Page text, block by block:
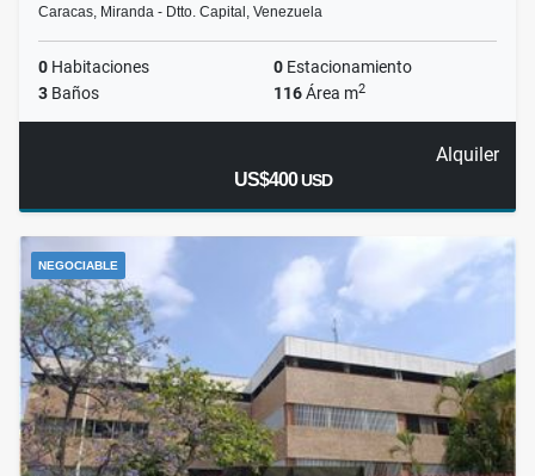
Caracas, Miranda - Dtto. Capital, Venezuela
0 Habitaciones 0 Estacionamiento
3 Baños 116Área m2
Alquiler
US$400USD
NEGOCIABLE